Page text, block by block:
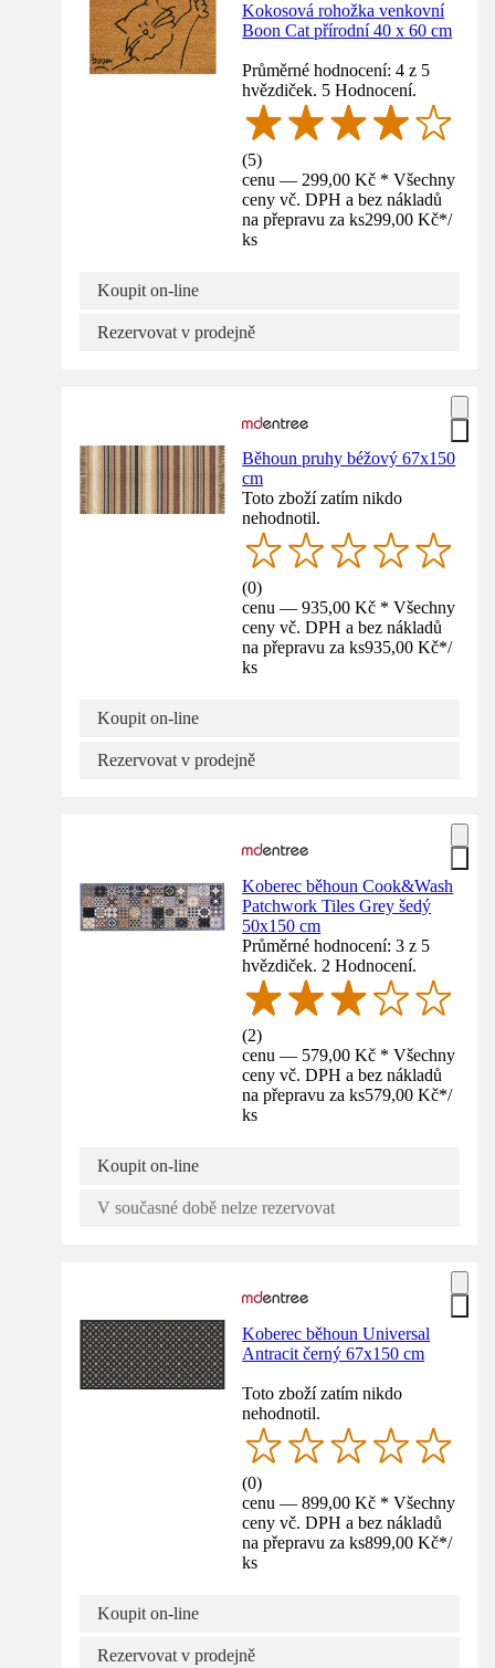
Kokosová rohožka venkovní
Boon Cat přírodní 40 x 60 cm
Průměrné hodnocení: 4 z 5
hvězdiček. 5 Hodnocení.
(5)
cenu — 299,00 Kč * Všechny
ceny vč. DPH a bez nákladů
na přepravu za ks299,00 Kč*/
ks
Koupit on-line
Rezervovat v prodejně
Běhoun pruhy béžový 67x150
cm
Toto zboží zatím nikdo
nehodnotil.
(0)
cenu — 935,00 Kč * Všechny
ceny vč. DPH a bez nákladů
na přepravu za ks935,00 Kč*/
ks
Koupit on-line
Rezervovat v prodejně
Koberec běhoun Cook&Wash
Patchwork Tiles Grey šedý
50x150 cm
Průměrné hodnocení: 3 z 5
hvězdiček. 2 Hodnocení.
(2)
cenu — 579,00 Kč * Všechny
ceny vč. DPH a bez nákladů
na přepravu za ks579,00 Kč*/
ks
Koupit on-line
V současné době nelze rezervovat
Koberec běhoun Universal
Antracit černý 67x150 cm
Toto zboží zatím nikdo
nehodnotil.
(0)
cenu — 899,00 Kč * Všechny
ceny vč. DPH a bez nákladů
na přepravu za ks899,00 Kč*/
ks
Koupit on-line
Rezervovat v prodejně